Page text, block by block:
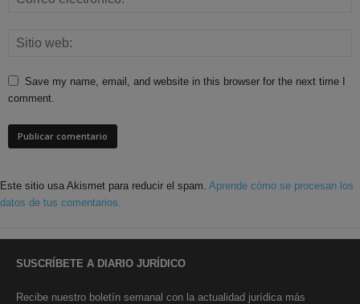
Save my name, email, and website in this browser for the next time I
comment.
Este sitio usa Akismet para reducir el spam. Aprende cómo se procesan los
datos de tus comentarios.
SUSCRÍBETE A DIARIO JURÍDICO
Recibe nuestro boletín semanal con la actualidad jurídica más